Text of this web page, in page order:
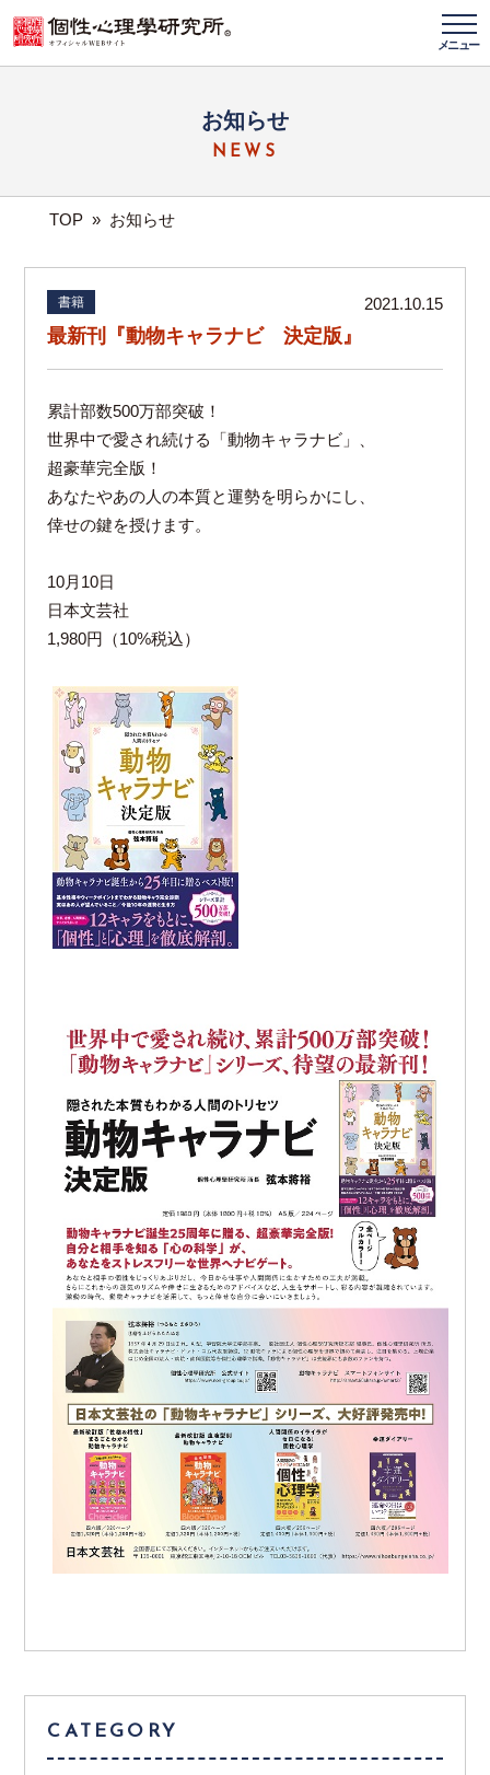
メニュー
お知らせ
NEWS
TOP » お知らせ
書籍 2021.10.15
最新刊『動物キャラナビ 決定版』
累計部数500万部突破！
世界中で愛され続ける「動物キャラナビ」、
超豪華完全版！
あなたやあの人の本質と運勢を明らかにし、
倖せの鍵を授けます。
10月10日
日本文芸社
1,980円（10%税込）
CATEGORY